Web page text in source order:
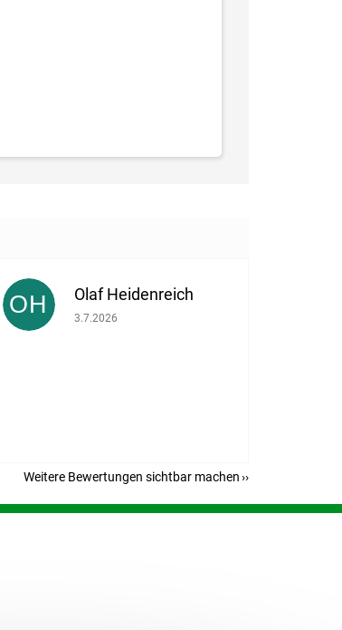
5 Sternen.
OH Olaf Heidenreich
Die Shop-Bewertung beträgt 5 von 5 Sternen.
3.7.2026
Weitere Bewertungen sichtbar machen